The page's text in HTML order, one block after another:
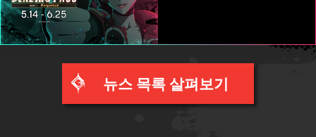
뉴스 목록 살펴보기